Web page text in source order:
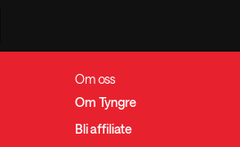
Om oss
Om Tyngre
Bli affiliate